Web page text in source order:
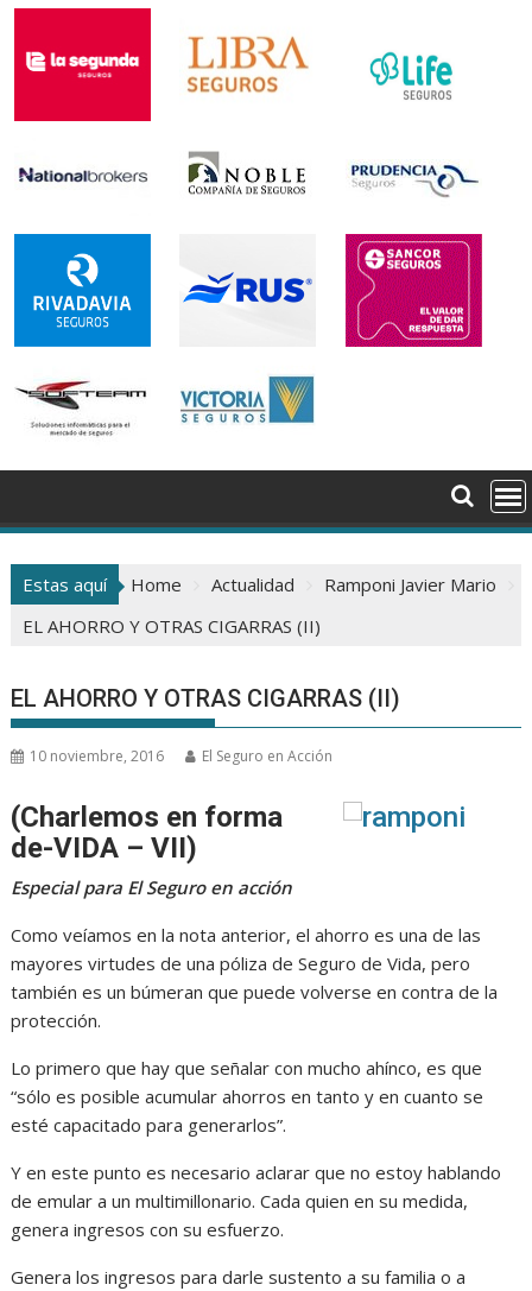
Estas aquí Home Actualidad
Ramponi Javier Mario
EL AHORRO Y OTRAS CIGARRAS (II)
EL AHORRO Y OTRAS CIGARRAS (II)
10 noviembre, 2016 El Seguro en Acción
(Charlemos en forma
de-VIDA – VII)
Especial para El Seguro en acción
Como veíamos en la nota anterior, el ahorro es una de las
mayores virtudes de una póliza de Seguro de Vida, pero
también es un búmeran que puede volverse en contra de la
protección.
Lo primero que hay que señalar con mucho ahínco, es que
“sólo es posible acumular ahorros en tanto y en cuanto se
esté capacitado para generarlos”.
Y en este punto es necesario aclarar que no estoy hablando
de emular a un multimillonario. Cada quien en su medida,
genera ingresos con su esfuerzo.
Genera los ingresos para darle sustento a su familia o a